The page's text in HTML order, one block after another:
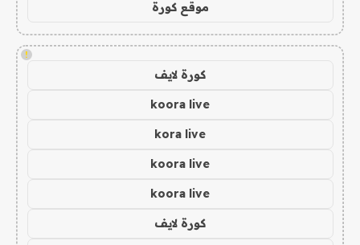
موقع كورة
!
كورة لايف
koora live
kora live
koora live
koora live
كورة لايف